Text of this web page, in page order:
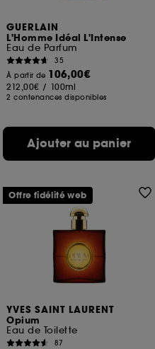
GUERLAIN
L'Homme Idéal L'Intense
Eau de Parfum
35
À partir de 106,00€
212,00€ / 100ml
2 contenances disponibles
Ajouter au panier
YVES SAINT LAURENT
Opium
Eau de Toilette
87
Offre fidélité web